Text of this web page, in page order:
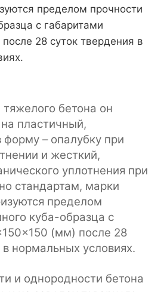
пределом прочности
с габаритами
28 суток твердения в
бетона он
пластичный,
– опалубку при
и жесткий,
уплотнения при
стандартам, марки
пределом
куба-образца с
(мм) после 28
в нормальных условиях.
и однородности бетона